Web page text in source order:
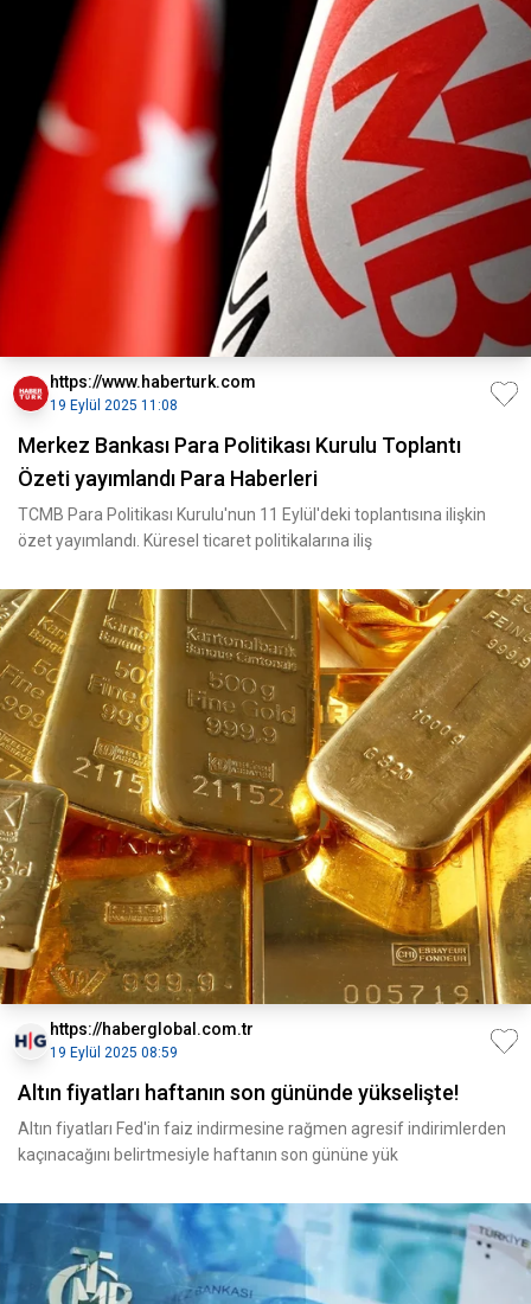
https://www.haberturk.com
19 Eylül 2025 11:08
Merkez Bankası Para Politikası Kurulu Toplantı
Özeti yayımlandı Para Haberleri
TCMB Para Politikası Kurulu'nun 11 Eylül'deki toplantısına ilişkin
özet yayımlandı. Küresel ticaret politikalarına iliş
https://haberglobal.com.tr
19 Eylül 2025 08:59
Altın fiyatları haftanın son gününde yükselişte!
Altın fiyatları Fed'in faiz indirmesine rağmen agresif indirimlerden
kaçınacağını belirtmesiyle haftanın son gününe yük